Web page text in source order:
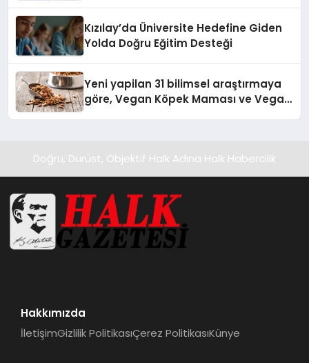
Kızılay’da Üniversite Hedefine Giden
Yolda Doğru Eğitim Desteği
Yeni yapilan 31 bilimsel araştırmaya
göre, Vegan Köpek Maması ve Vegan
Doğru, Dürüst, Objektif Halk Adına Halk Habercilik
Hakkımızda
İletişimGizlilik PolitikasıÇerez PolitikasıKünye